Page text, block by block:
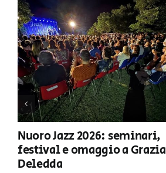
Nuoro Jazz 2026: seminari,
festival e omaggio a Grazia
Deledda